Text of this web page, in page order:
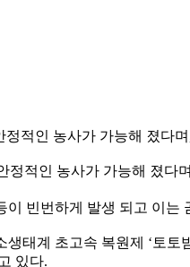
적인 농사가 가능해 졌다
빈번하게 발생 되고 이
태계 초고속 복원제 ‘토
있다.